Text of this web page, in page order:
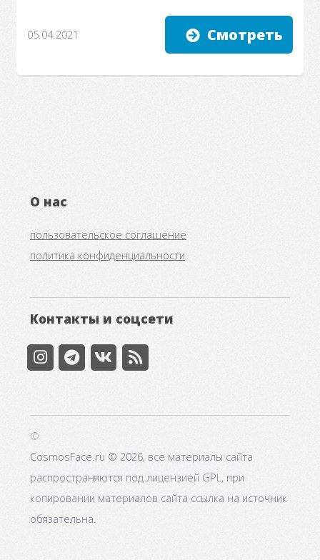
05.04.2021 Смотреть
О нас
пользовательское соглашение
политика конфиденциальности
Контакты и соцсети
©
CosmosFace.ru © 2026, все материалы сайта
распространяются под лицензией GPL, при
копировании материалов сайта ссылка на источник
обязательна.